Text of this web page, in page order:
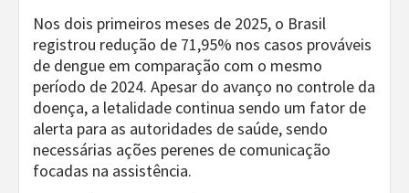
Nos dois primeiros meses de 2025, o Brasil
registrou redução de 71,95% nos casos prováveis
de dengue em comparação com o mesmo
período de 2024. Apesar do avanço no controle da
doença, a letalidade continua sendo um fator de
alerta para as autoridades de saúde, sendo
necessárias ações perenes de comunicação
focadas na assistência.